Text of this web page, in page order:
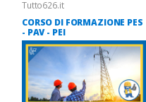
Tutto626.it
CORSO DI FORMAZIONE PES
- PAV - PEI